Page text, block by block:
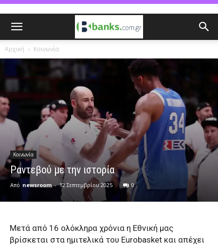
Αρχική Κοινωνία
Κοινωνία
Ραντεβού με την ιστορία
Από newsroom - 12 Σεπτεμβρίου 2025 0
Μετά από 16 ολόκληρα χρόνια η Εθνική μας
βρίσκεται στα ημιτελικά του Eurobasket και απέχει